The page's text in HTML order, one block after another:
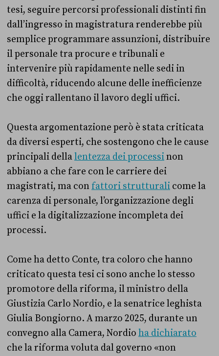
tesi, seguire percorsi professionali distinti fin
dall’ingresso in magistratura renderebbe più
semplice programmare assunzioni, distribuire
il personale tra procure e tribunali e
intervenire più rapidamente nelle sedi in
difficoltà, riducendo alcune delle inefficienze
che oggi rallentano il lavoro degli uffici.
Questa argomentazione però è stata criticata
da diversi esperti, che sostengono che le cause
principali dellalentezza dei processinon
abbiano a che fare con le carriere dei
magistrati, ma con fattori strutturali come la
carenza di personale, l’organizzazione degli
uffici e la digitalizzazione incompleta dei
processi.
Come ha detto Conte, tra coloro che hanno
criticato questa tesi ci sono anche lo stesso
promotore della riforma, il ministro della
Giustizia Carlo Nordio, e la senatrice leghista
Giulia Bongiorno. A marzo 2025, durante un
convegno alla Camera, Nordio ha dichiarato
che la riforma voluta dal governo «non